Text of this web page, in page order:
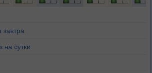
завтра
на сутки